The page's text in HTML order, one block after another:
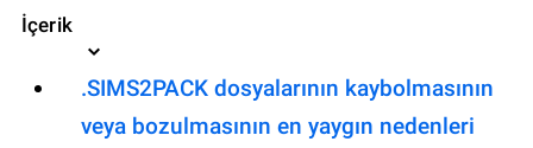
İçerik
.SIMS2PACK dosyalarının kaybolmasının
veya bozulmasının en yaygın nedenleri